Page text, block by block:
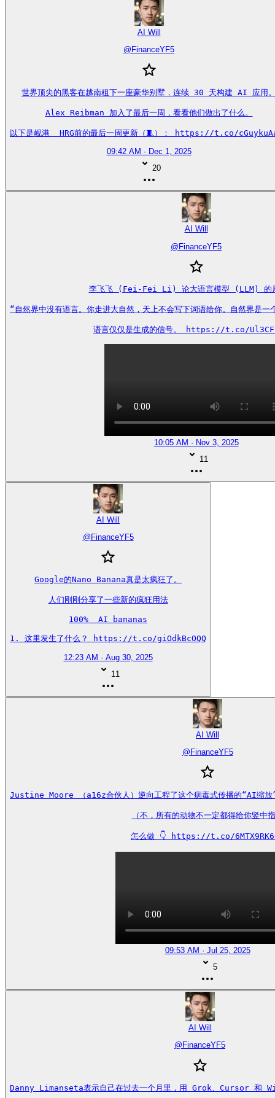
AI Will
@ FinanceYF5
世界顶尖的黑客在越南租下一座豪华别墅，连续 30 天构建 AI 应用
Alex Reibman 加入了最后一周，看看他们做出了什么。
以下是岘港  HRG前的最后一周更新（🧵）： https://t.co/
09:42 AM · Dec 1, 2025
20
AI Will
@FinanceYF5
李飞飞 (Fei-Fei Li) 论大语言模型 (LLM) 的
“自然界中没有语言。你走进大自然，天上不会写下词语给你。自然界是
语言仅仅是生成的信号。 https://t.co/
10:05 AM · Nov 3, 2025
11
AI Will
@ FinanceYF5
Google的Nano Banana真是太疯狂了。
人们刚刚分享了一些新的疯狂用法
100%  AI bananas
1. 这里发生了什么？ https://t.co/giOdkBcOQQ
12:23 AM · Aug 30, 2025
11
AI Will
@ FinanceYF5
Justine Moore （a16z合伙人）逆向工程了这个病毒式传播的“AI缩放”
（不，所有的动物不一定都得给你竖中
怎么做 👇 https://t.co/
09:53 AM · Jul 25, 2025
5
AI Will
@ FinanceYF5
Danny Limanseta表示自己在过去一个月里，用 Grok、Cursor 和